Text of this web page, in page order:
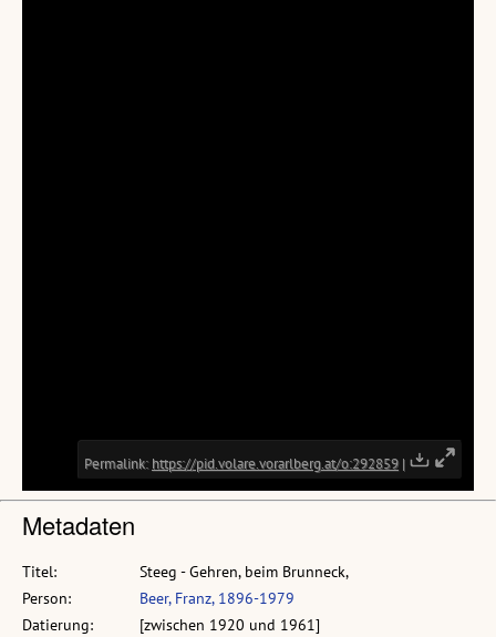
Metadaten
Titel:
Steeg - Gehren, beim Brunneck,
Person:
Beer, Franz, 1896-1979
Datierung:
[zwischen 1920 und 1961]